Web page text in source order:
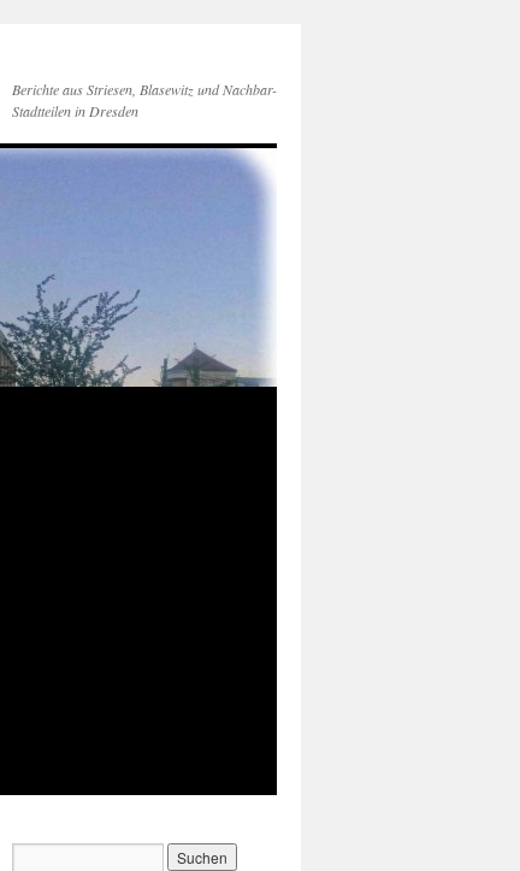
Berichte aus Striesen, Blasewitz und Nachbar-
Stadtteilen in Dresden